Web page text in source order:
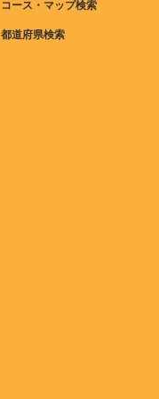
コース・マップ検索
都道府県検索